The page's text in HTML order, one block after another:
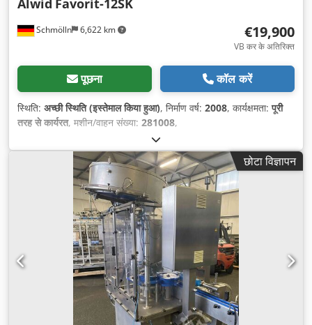
Schmölln 6,622 km €19,900
VB कर के अतिरिक्त
पूछना कॉल करें
स्थिति: अच्छी स्थिति (इस्तेमाल किया हुआ), निर्माण वर्ष: 2008, कार्यक्षमता:पूरी
तरह से कार्यरत, मशीन/वाहन संख्या: 281008,
छोटा विज्ञापन